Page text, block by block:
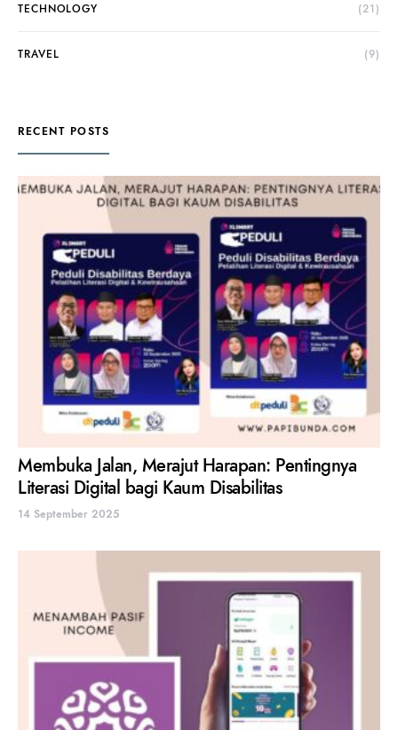
TECHNOLOGY (21)
TRAVEL (9)
RECENT POSTS
Membuka Jalan, Merajut Harapan: Pentingnya
Literasi Digital bagi Kaum Disabilitas
14 September 2025